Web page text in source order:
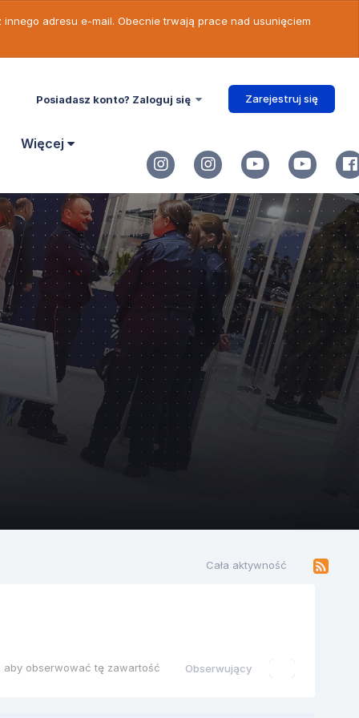
innego adresu e-mail. Obecnie trwają prace nad usunięciem
Posiadasz konto? Zaloguj się Zarejestruj się
Więcej
się
w
w których
jednym z
N ver
na
Cała aktywność
aby obserwować tę zawartość Obserwujący